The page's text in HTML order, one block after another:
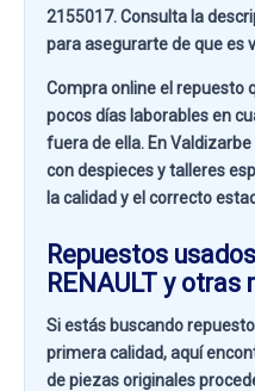
2155017. Consulta la
para asegurarte de que es
Compra online el repuesto
pocos días laborables en
fuera de ella. EnValdizarbe
con despieces y talleres
la calidad y el correcto
Repuestos
RENAULT y otras
Si estás buscando
primera calidad, aquí
de piezas originales